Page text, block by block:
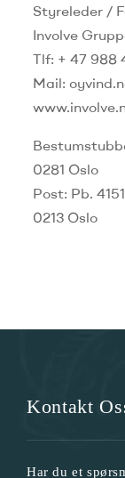
Styreleder /
Involve
Tlf: + 47 988
Mail:
0281 Oslo
Post: Pb.
0213 Oslo
Kontakt
Har du et